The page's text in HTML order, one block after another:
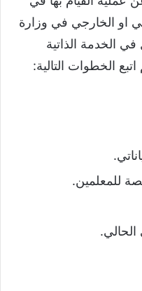
او الخارجي في وزارة
الخدمة الذاتية
الخطوات التالية:
للمعلمين.
الحالي.